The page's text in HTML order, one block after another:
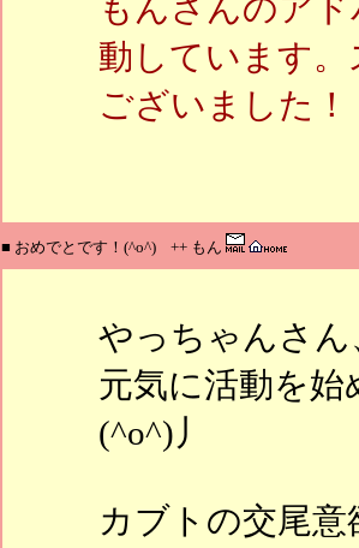
もんさんのア
動しています
ございました！
■ おめでとです！(^o^) ++ もん
やっちゃんさ
元気に活動を
(^o^)丿
カブトの交尾